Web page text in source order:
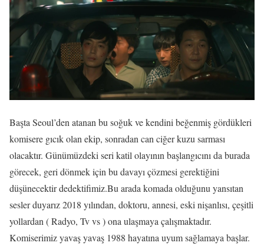
Başta Seoul’den atanan bu soğuk ve kendini beğenmiş gördükleri
komisere gıcık olan ekip, sonradan can ciğer kuzu sarması
olacaktır. Günümüzdeki seri katil olayının başlangıcını da burada
görecek, geri dönmek için bu davayı çözmesi gerektiğini
düşünecektir dedektifimiz.Bu arada komada olduğunu yansıtan
sesler duyarız 2018 yılından, doktoru, annesi, eski nişanlısı, çeşitli
yollardan ( Radyo, Tv vs ) ona ulaşmaya çalışmaktadır.
Komiserimiz yavaş yavaş 1988 hayatına uyum sağlamaya başlar.